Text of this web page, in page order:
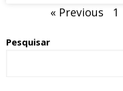
« Previous 1
Pesquisar